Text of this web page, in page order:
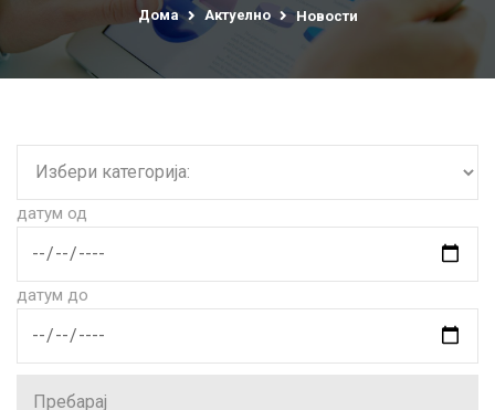
Дома Актуелно Новости
датум од
датум до